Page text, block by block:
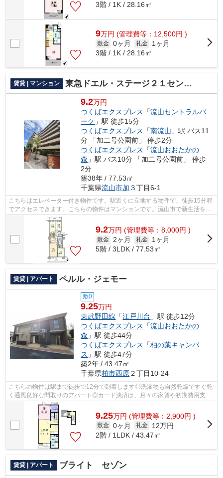
3階 / 1K / 28.16㎡
9万円 (管理費等：12,500円 )
敷金 0ヶ月 礼金
1ヶ月
3階 / 1K / 28.16㎡
賃貸 | マンション 東急ドエル・ステージ２１センターコート壱番館
9.2万円
つくばエクスプレス
「流山セントラルパ
ーク 」駅 徒歩15分
つくばエクスプレス
「南流山 」駅 バス11
分 「加二号公園前」 停歩2分
つくばエクスプレス
「流山おおたかの
森 」駅 バス10分 「加二号公園前」 停歩
2分
築38年 / 77.53㎡
千葉県流山市加 ３丁目6-1
こちらはエレベーター付き物件です。駅近くに立地する物件で、徒歩15分程
でアクセスできます。こちらの物件はマンションです。流山市で新生活を始
めるなら、柏店が住まい探しをサポー...
9.2万円 (管理費等：8,000円 )
敷金 2ヶ月 礼金
1ヶ月
5階 / 3LDK / 77.53㎡
賃貸 | アパート ペルル・ジェモー
敷0
9.25万円
東武野田線 「江戸川台 」駅 徒歩12分
つくばエクスプレス
「流山おおたかの
森 」駅 徒歩44分
つくばエクスプレス
「柏の葉キャンパ
ス 」駅 徒歩47分
築2年 / 43.47㎡
千葉県柏市西原２丁目10-24
こちらの物件は駅まで徒歩で12分で到着します◎洗濯物も自然乾燥ですぐ乾
く通風良好な間取りのアパート◎カード決済は、月々の家賃や初期費用支払
いのわずらわしさを解消してくれます◎使...
9.25万円 (管理費等：2,900円 )
敷金 0ヶ月 礼金
12万円
2階 / 1LDK / 43.47㎡
賃貸 | アパート ブライト セゾン